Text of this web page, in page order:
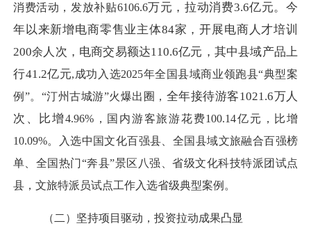
消费活动，发放补贴6106.6万元，拉动消费3.6亿元。今
年以来新增电商零售业主体84家，开展电商人才培训
200余 人次，电商交易额达110.6亿元，其中县域产品上
行41.2亿元,成功入选2025年全国县域商业领跑县“典型案
例”。 “汀州古城游”火爆出圈 ， 全年接待游客1021.6万人
次、比增4.96%，国内游客旅游花费100.14亿元，比增
10.09%。入选中国文化百强县、全国县域文旅融合百强榜
单、全国热门“奔县”景区八强、省级文化科技特派团试点
县，文旅特派员试点工作入选省级典型案例。
（二）坚持项目驱动，投资拉动成果凸显